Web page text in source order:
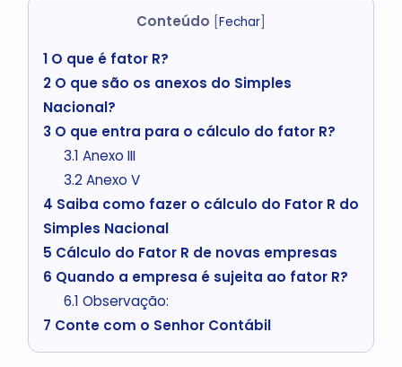
Conteúdo [Fechar]
1O que é fator R?
2O que são os anexos do Simples
Nacional?
3O que entra para o cálculo do fator R?
3.1 Anexo III
3.2Anexo V
4 Saiba como fazer o cálculo do Fator R do
Simples Nacional
5 Cálculo do Fator R de novas empresas
6 Quando a empresa é sujeita ao fator R?
6.1 Observação:
7 Conte com o Senhor Contábil